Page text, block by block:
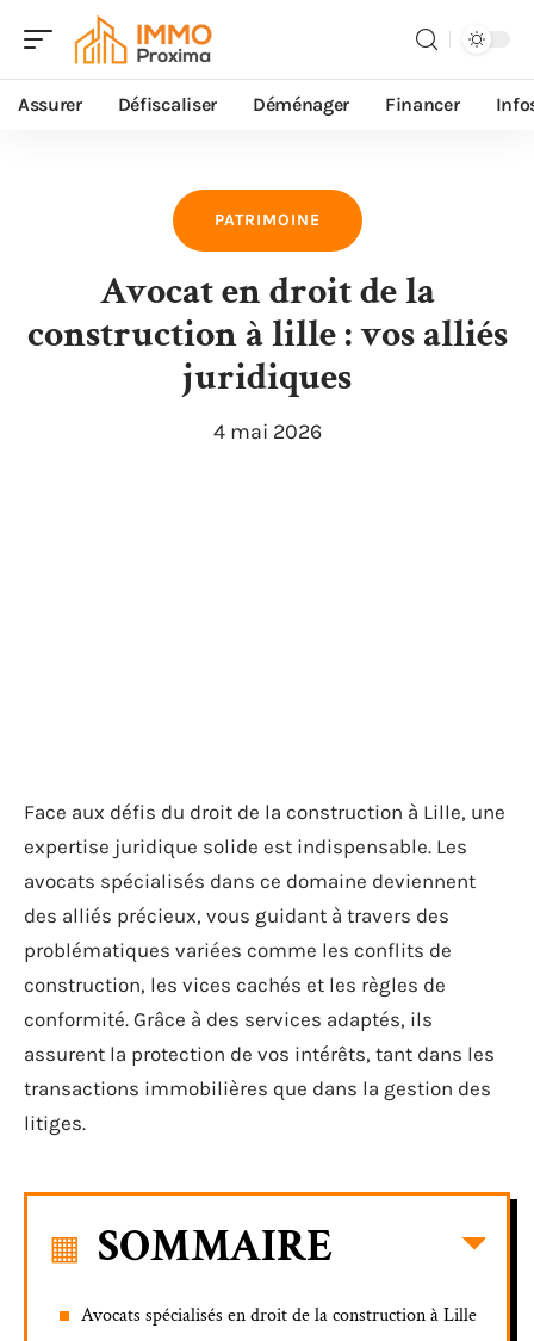
Assurer Défiscaliser Déménager Financer
PATRIMOINE
Avocat en droit de la
construction à lille : vos alliés
juridiques
4 mai 2026
Face aux défis du droit de la construction à Lille, une
expertise juridique solide est indispensable. Les
avocats spécialisés dans ce domaine deviennent
des alliés précieux, vous guidant à travers des
problématiques variées comme les conflits de
construction, les vices cachés et les règles de
conformité. Grâce à des services adaptés, ils
assurent la protection de vos intérêts, tant dans les
transactions immobilières que dans la gestion des
litiges.
SOMMAIRE
Avocats spécialisés en droit de la construction à Lille